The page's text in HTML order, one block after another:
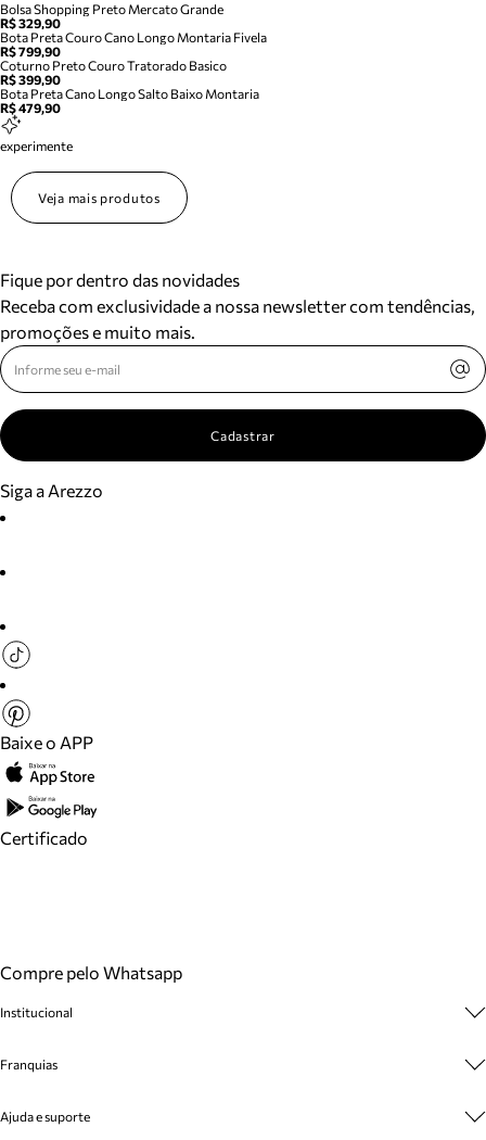
Bolsa Shopping Preto Mercato Grande
R$ 329,90
Bota Preta Couro Cano Longo Montaria Fivela
R$ 799,90
Coturno Preto Couro Tratorado Basico
R$ 399,90
Bota Preta Cano Longo Salto Baixo Montaria
R$ 479,90
experimente
Veja mais produtos
Fique por dentro das novidades
Receba com exclusividade a nossa newsletter com tendências,
promoções e muito mais.
Cadastrar
Siga a Arezzo
Baixe o APP
Certificado
Compre pelo Whatsapp
Institucional
Cashback
Venda Corporativa
Franquias
Plano de Negócio
Ajuda e suporte